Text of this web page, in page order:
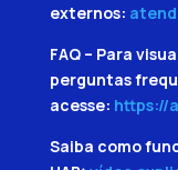
externos:
FAQ – Para
perguntas
acesse: https://
Saiba como